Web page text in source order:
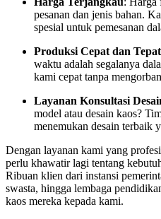
pesanan dan jenis bahan.
spesial untuk pemesanan
Produksi Cepat dan
waktu adalah segalanya
kami cepat tanpa
Layanan Konsultasi
model atau desain kaos?
menemukan desain terbaik
Dengan layanan kami yang
perlu khawatir lagi tentang
Ribuan klien dari instansi
swasta, hingga lembaga
kaos mereka kepada kami.